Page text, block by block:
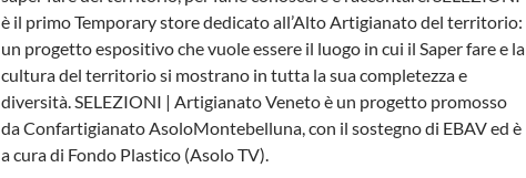
è il primo Temporary store dedicato all’Alto Artigianato del territorio:
un progetto espositivo che vuole essere il luogo in cui il Saper fare e la
cultura del territorio si mostrano in tutta la sua completezza e
diversità. SELEZIONI | Artigianato Veneto è un progetto promosso
da Confartigianato AsoloMontebelluna, con il sostegno di EBAV ed è
a cura di Fondo Plastico (Asolo TV).